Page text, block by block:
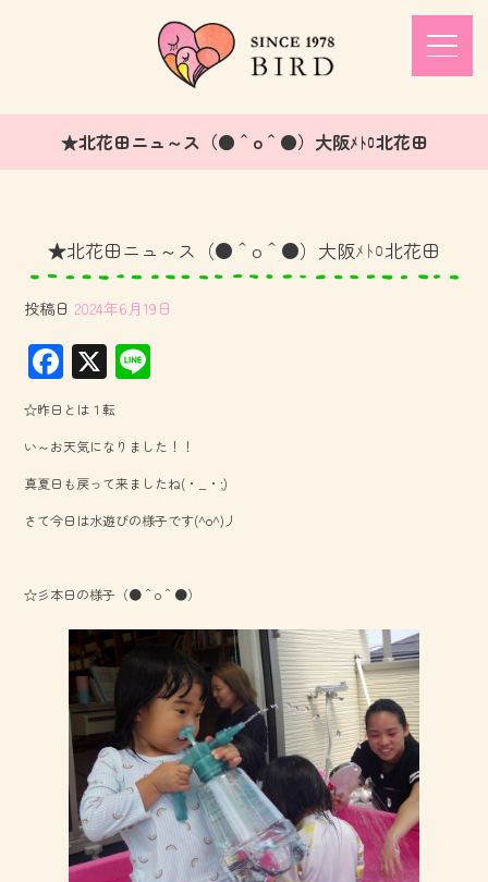
★北花田ニュ～ス（●＾o＾●）大阪ﾒﾄﾛ北花田
★北花田ニュ～ス（●＾o＾●）大阪ﾒﾄﾛ北花田
投稿日 2024年6月19日
F
ac
e
b
o
ok
X
☆昨日とは１転
い～お天気になりました！！
真夏日も戻って来ましたね(・_・;)
さて今日は水遊びの様子です(^o^)丿
☆彡本日の様子（●＾o＾●）